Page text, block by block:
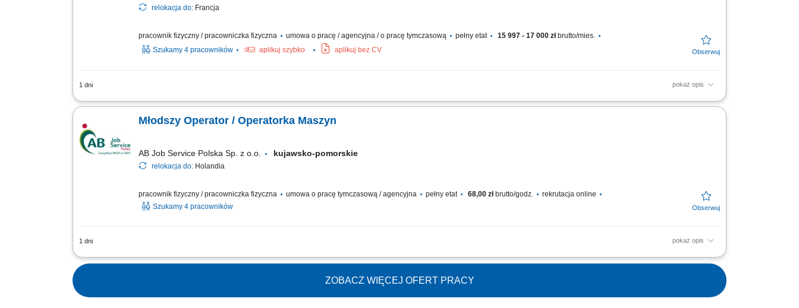
relokacja do: Francja
pracownik fizyczny / pracowniczka fizyczna umowa o pracę / agencyjna / o pracę tymczasową pełny etat 15 997 - 17 000 złbrutto/mies.
Szukamy 4 pracowników
aplikuj szybko aplikuj bez CV
1 dni pokaż opis
Co będziesz robić: Ustawiać i obsługiwać tokarki CNC oraz nadzorować obróbkę; Dobierać parametry skrawania oraz narzędzia zgodnie z rysunkiem; Weryfikować
Młodszy Operator / Operatorka Maszyn
AB Job Service Polska Sp. z o.o. kujawsko-pomorskie
relokacja do: Holandia
pracownik fizyczny / pracowniczka fizyczna umowa o pracę tymczasową / agencyjna pełny etat 68,00 złbrutto/godz.
rekrutacja online
Szukamy 4 pracowników
1 dni pokaż opis
Zadania: Poznawanie budowy i zasady działania maszyn do odzyskiwania metali; Monitorowanie przebiegu procesu i dbanie o sprawność linii sortującej; Asysta przy
ZOBACZ WIĘCEJ OFERT PRACY